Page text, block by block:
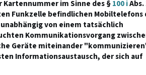
im Sinne des §100 iAbs.
Funkzelle befindlichen Mobiltelefons
von einem tatsächlich
Kommunikationsvorgang
Geräte miteinander
Informationsaustausch, der sich auf